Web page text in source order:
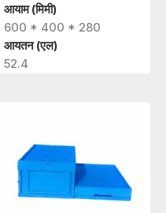
आयाम (मिमी)
600 * 400 * 280
आयतन (एल)
52.4